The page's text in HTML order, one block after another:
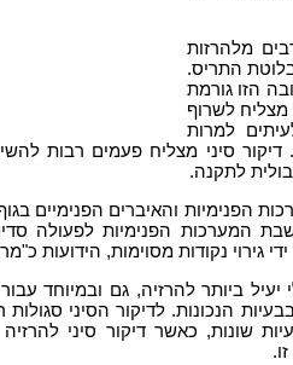
מלהרזות
בלוטת התריס.
הזו גורמת
מצליח לשרוף
למרות
דיקור סיני מצליח פעמים רבות
לתקנה.
הפנימיות והאיברים הפנימיים
המערכות הפנימיות לפעולה
גירוי נקודות מסוימות, הידועות
יעיל ביותר להרזיה, גם ובמיוחד
הנכונות. לדיקור הסיני סגולות
שונות, כאשר דיקור סיני